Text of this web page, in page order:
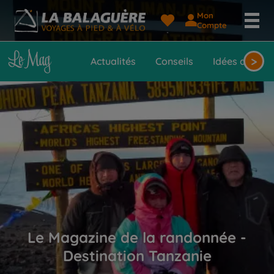
Mon
Compte
Actualités Conseils Idées de>
Le Magazine de la randonnée -
Destination Tanzanie